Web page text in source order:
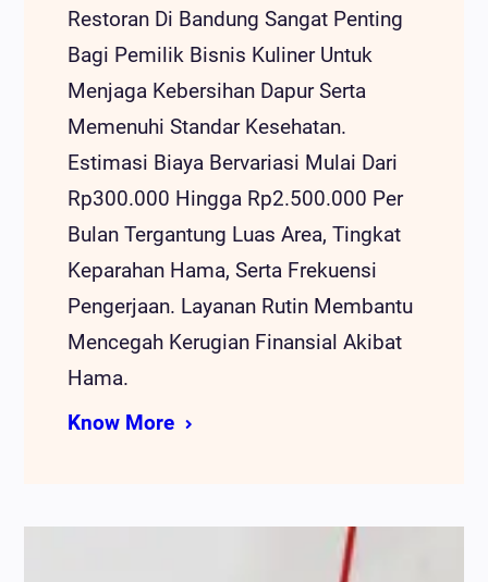
Restoran Di Bandung Sangat Penting
Bagi Pemilik Bisnis Kuliner Untuk
Menjaga Kebersihan Dapur Serta
Memenuhi Standar Kesehatan.
Estimasi Biaya Bervariasi Mulai Dari
Rp300.000 Hingga Rp2.500.000 Per
Bulan Tergantung Luas Area, Tingkat
Keparahan Hama, Serta Frekuensi
Pengerjaan. Layanan Rutin Membantu
Mencegah Kerugian Finansial Akibat
Hama.
Know More